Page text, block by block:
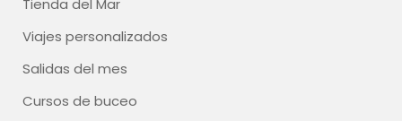
Tienda del Mar
Viajes personalizados
Salidas del mes
Cursos de buceo